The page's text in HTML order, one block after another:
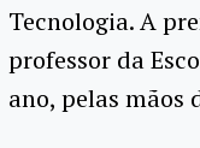
Tecnologia. A
professor da
ano, pelas mãos